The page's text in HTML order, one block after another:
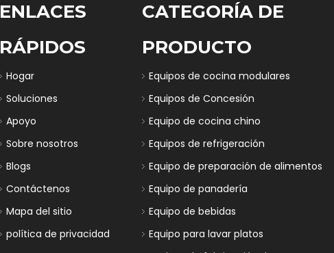
ENLACES
RÁPIDOS
Hogar
Soluciones
Apoyo
Sobre nosotros
Blogs
Contáctenos
Mapa del sitio
política de privacidad
CATEGORÍA DE
PRODUCTO
Equipos de cocina modulares
Equipos de Concesión
Equipo de cocina chino
Equipos de refrigeración
Equipo de preparación de alimentos
Equipo de panadería
Equipo de bebidas
Equipo para lavar platos